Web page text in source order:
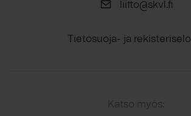
liitto@skvl.fi
Tietosuoja- ja
Katso myös: